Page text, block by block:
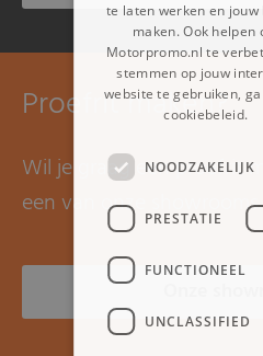
Proefrit maken?
Wil je graag een proefrit
een van onze showrooms.
te laten werken en
maken. Ook helpen
Motorpromo.nl te
stemmen op jouw
website te gebruiken,
cookiebeleid.
NOODZAKELIJK
PRESTATIE
FUNCTIONEEL
UNCLASSIFIED